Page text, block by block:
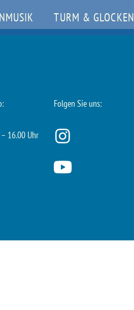
TURM & GLOCKEN
16.00 Uhr
Folgen Sie uns: